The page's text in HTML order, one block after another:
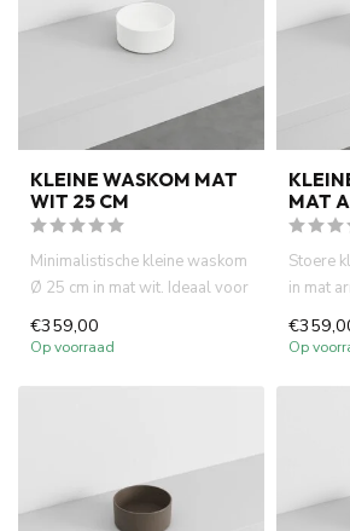
KLEINE WASKOM MAT
WIT 25 CM
Minimalistische kleine waskom
Ø 25 cm in mat wit. Ideaal voor
fontein toiletten ...
€359,00
Op voorraad
MAT
Stoere
in mat
fontein
Op